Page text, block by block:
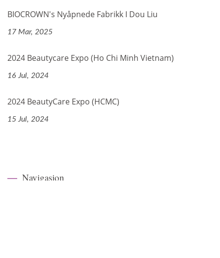
BIOCROWN's Nyåpnede Fabrikk I Dou Liu
17 Mar, 2025
2024 Beautycare Expo (Ho Chi Minh Vietnam)
16 Jul, 2024
2024 BeautyCare Expo (HCMC)
15 Jul, 2024
Navigasjon